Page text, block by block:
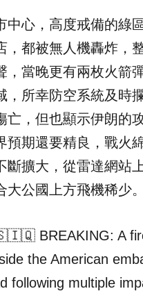
中心，高度戒備的綠
，都被無人機轟炸，
，當晚更有兩枚火箭
，所幸防空系統及時
亡 ，但也顯示伊朗的
預期還要精良，戰火
斷擴大，從雷達網站
公國上方飛機稀少。
BREAKING: A
the American
following multiple